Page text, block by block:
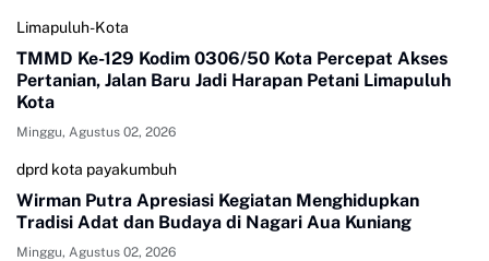
Limapuluh-Kota
TMMD Ke-129 Kodim 0306/50 Kota Percepat Akses
Pertanian, Jalan Baru Jadi Harapan Petani Limapuluh
Kota
Minggu, Agustus 02, 2026
dprd kota payakumbuh
Wirman Putra Apresiasi Kegiatan Menghidupkan
Tradisi Adat dan Budaya di Nagari Aua Kuniang
Minggu, Agustus 02, 2026